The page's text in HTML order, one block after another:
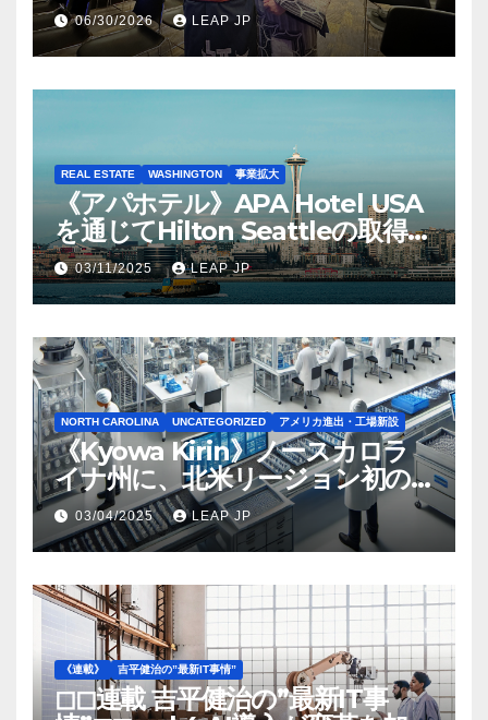
06/30/2026 LEAP JP
REAL ESTATE WASHINGTON 事業拡大
《アパホテル》APA Hotel USA
を通じてHilton Seattleの取得を
完了
03/11/2025 LEAP JP
NORTH CAROLINA UNCATEGORIZED アメリカ進出・工場新設
《Kyowa Kirin》ノースカロラ
イナ州に、北米リージョン初の
工場建設を決定
03/04/2025 LEAP JP
《連載》 吉平健治の”最新IT事情”
◻︎◻︎連載 吉平健治の”最新IT事